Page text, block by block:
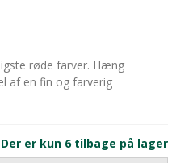
røde farver. Hæng
af en fin og farverig
Der er kun 6 tilbage på lager